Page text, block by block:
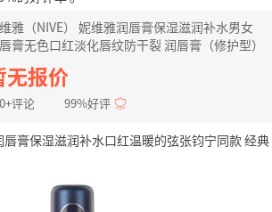
雅（NIVE） 妮维雅润唇膏保湿滋润补水男女
膏无色口红淡化唇纹防干裂 润唇膏（修护型）
无报价
评论 99%好评
唇膏保湿滋润补水口红温暖的弦张钧宁同款 经典